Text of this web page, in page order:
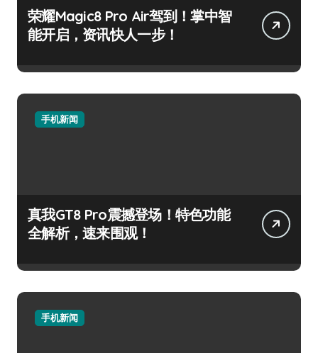
荣耀Magic8 Pro Air驾到！掌中智
能开启，资讯快人一步！
手机新闻
真我GT8 Pro震撼登场！特色功能
全解析，速来围观！
手机新闻